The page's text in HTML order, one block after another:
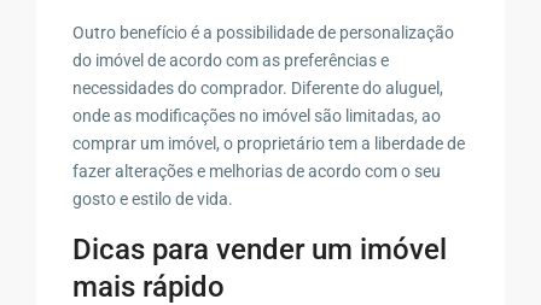
Outro benefício é a possibilidade de personalização
do imóvel de acordo com as preferências e
necessidades do comprador. Diferente do aluguel,
onde as modificações no imóvel são limitadas, ao
comprar um imóvel, o proprietário tem a liberdade de
fazer alterações e melhorias de acordo com o seu
gosto e estilo de vida.
Dicas para vender um imóvel
mais rápido